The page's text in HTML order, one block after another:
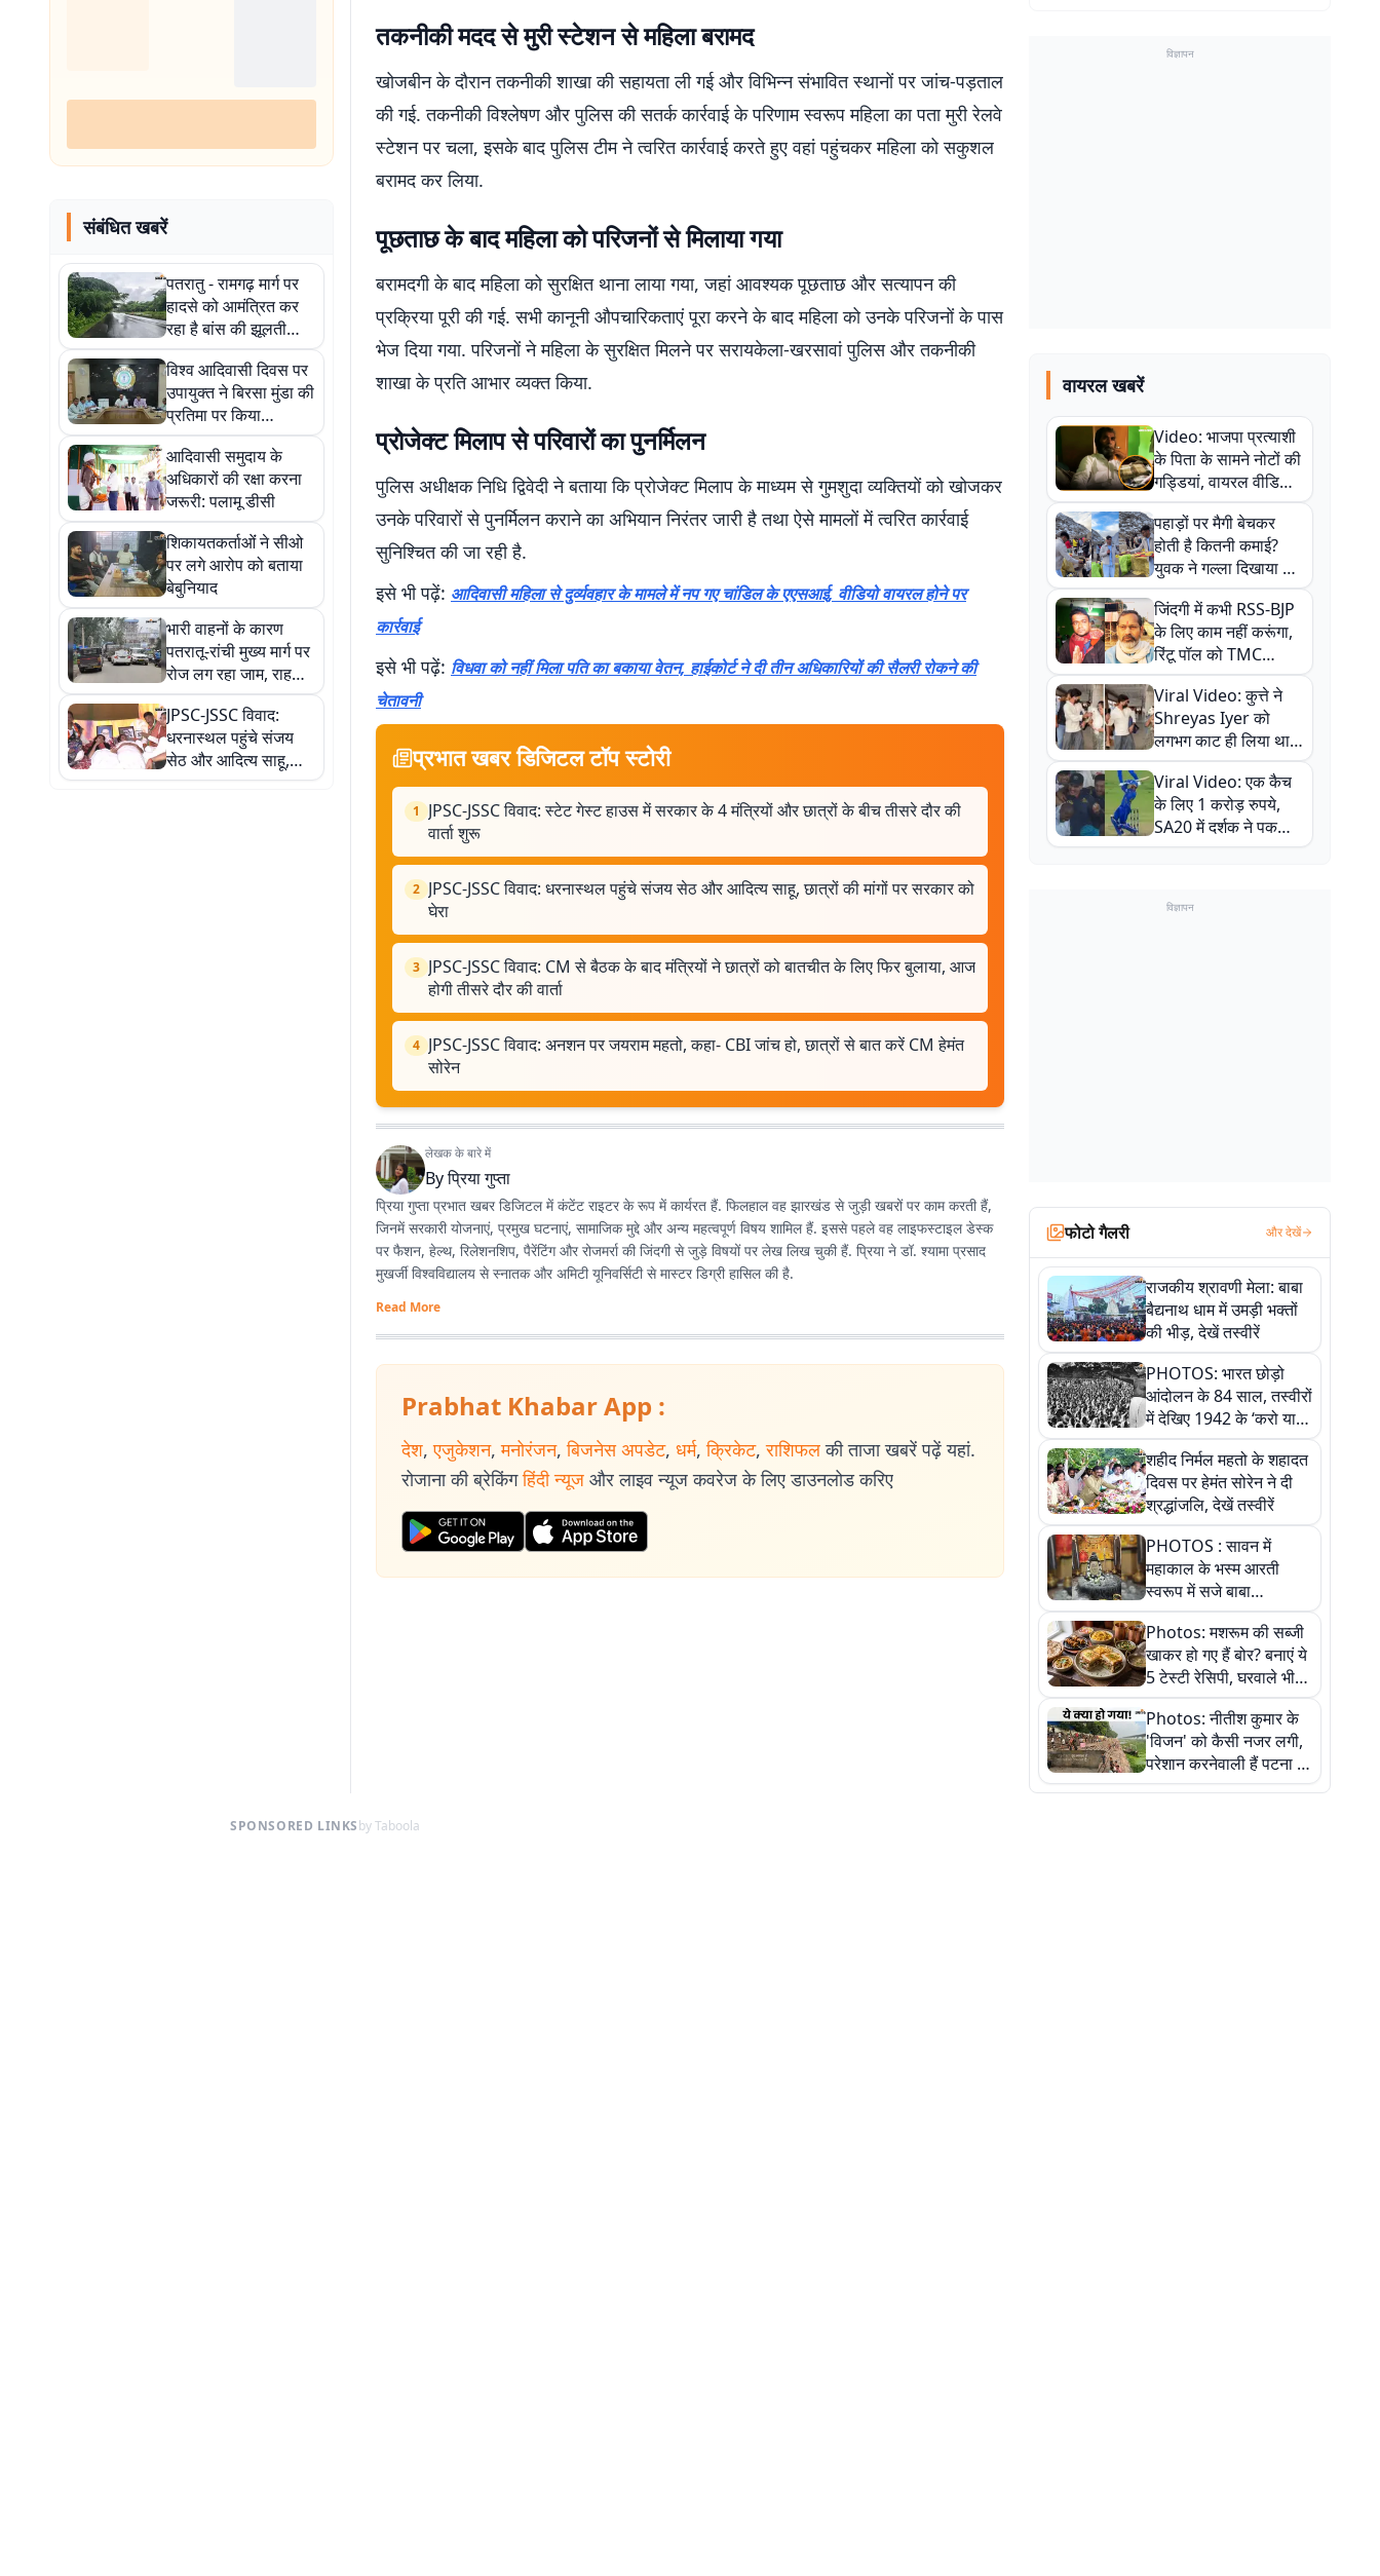
संबंधित खबरें
पतरातु - रामगढ़ मार्ग पर
हादसे को आमंत्रित कर
रहा है बांस की झूलती
टहनियां
विश्व आदिवासी दिवस पर
उपायुक्त ने बिरसा मुंडा की
प्रतिमा पर किया
माल्यार्पण
आदिवासी समुदाय के
अधिकारों की रक्षा करना
जरूरी: पलामू डीसी
शिकायतकर्ताओंं ने सीओ
पर लगे आरोप को बताया
बेबुनियाद
भारी वाहनों के कारण
पतरातू-रांची मुख्य मार्ग पर
रोज लग रहा जाम, राहगीरों
की बढ़ी परेशानी
JPSC-JSSC विवाद:
धरनास्थल पहुंचे संजय
सेठ और आदित्य साहू,
छात्रों की मांगों पर
तकनीकी मदद से मुरी स्टेशन से महिला बरामद
खोजबीन के दौरान तकनीकी शाखा की सहायता ली गई और विभिन्न संभावित स्थानों पर जांच-पड़ताल
की गई. तकनीकी विश्लेषण और पुलिस की सतर्क कार्रवाई के परिणाम स्वरूप महिला का पता मुरी रेलवे
स्टेशन पर चला, इसके बाद पुलिस टीम ने त्वरित कार्रवाई करते हुए वहां पहुंचकर महिला को सकुशल
बरामद कर लिया.
पूछताछ के बाद महिला को परिजनों से मिलाया गया
बरामदगी के बाद महिला को सुरक्षित थाना लाया गया, जहां आवश्यक पूछताछ और सत्यापन की
प्रक्रिया पूरी की गई. सभी कानूनी औपचारिकताएं पूरा करने के बाद महिला को उनके परिजनों के पास
भेज दिया गया. परिजनों ने महिला के सुरक्षित मिलने पर सरायकेला-खरसावां पुलिस और तकनीकी
शाखा के प्रति आभार व्यक्त किया.
प्रोजेक्ट मिलाप से परिवारों का पुनर्मिलन
पुलिस अधीक्षक निधि द्विवेदी ने बताया कि प्रोजेक्ट मिलाप के माध्यम से गुमशुदा व्यक्तियों को खोजकर
उनके परिवारों से पुनर्मिलन कराने का अभियान निरंतर जारी है तथा ऐसे मामलों में त्वरित कार्रवाई
सुनिश्चित की जा रही है.
इसे भी पढ़ें: आदिवासी महिला से दुर्व्यवहार के मामले में नप गए चांडिल के एएसआई, वीडियो वायरल होने पर
कार्रवाई
इसे भी पढ़ें: विधवा को नहीं मिला पति का बकाया वेतन, हाईकोर्ट ने दी तीन अधिकारियों की सैलरी रोकने की
चेतावनी
प्रभात खबर डिजिटल टॉप स्टोरी
1
JPSC-JSSC विवाद: स्टेट गेस्ट हाउस में सरकार के 4 मंत्रियों और छात्रों के बीच तीसरे दौर की
वार्ता शुरू
2 JPSC-JSSC विवाद: धरनास्थल पहुंचे संजय सेठ और आदित्य साहू, छात्रों की मांगों पर सरकार को
घेरा
3 JPSC-JSSC विवाद: CM से बैठक के बाद मंत्रियों ने छात्रों को बातचीत के लिए फिर बुलाया, आज
होगी तीसरे दौर की वार्ता
4 JPSC-JSSC विवाद: अनशन पर जयराम महतो, कहा- CBI जांच हो, छात्रों से बात करें CM हेमंत
सोरेन
लेखक के बारे में
Byप्रिया गुप्ता
प्रिया गुप्ता प्रभात खबर डिजिटल में कंटेंट राइटर के रूप में कार्यरत हैं. फिलहाल वह झारखंड से जुड़ी खबरों पर काम करती हैं,
जिनमें सरकारी योजनाएं, प्रमुख घटनाएं, सामाजिक मुद्दे और अन्य महत्वपूर्ण विषय शामिल हैं. इससे पहले वह लाइफस्टाइल डेस्क
पर फैशन, हेल्थ, रिलेशनशिप, पैरेंटिंग और रोजमर्रा की जिंदगी से जुड़े विषयों पर लेख लिख चुकी हैं. प्रिया ने डॉ. श्यामा प्रसाद
मुखर्जी विश्वविद्यालय से स्नातक और अमिटी यूनिवर्सिटी से मास्टर डिग्री हासिल की है.
Read More
Prabhat Khabar App :
देश, एजुकेशन, मनोरंजन, बिजनेस अपडेट, धर्म, क्रिकेट, राशिफल की ताजा खबरें पढ़ें यहां.
रोजाना की ब्रेकिंग हिंदी न्यूज और लाइव न्यूज कवरेज के लिए डाउनलोड करिए
विज्ञापन
वायरल खबरें
Video: भाजपा प्रत्याशी
के पिता के सामने नोटों की
गड्डियां, वायरल वीडियो
से राजनीति में उबाल,
अजित महतो बोले- TMC
की गंदी चाल
पहाड़ों पर मैगी बेचकर
होती है कितनी कमाई?
युवक ने गल्ला दिखाया तो
नौकरी वालों के खड़े हो गए
कान
जिंदगी में कभी RSS-BJP
के लिए काम नहीं करूंगा,
रिंटू पॉल को TMC
ऑफिस में ले जाकर पीटा,
Video वायरल
Viral Video: कुत्ते ने
Shreyas Iyer को
लगभग काट ही लिया था,
न्यूजीलैंड सीरीज से पहले
बाल-बाल बचे
Viral Video: एक कैच
के लिए 1 करोड़ रुपये,
SA20 में दर्शक ने पकड़ा
एक हाथ से गजब का कैच
विज्ञापन
फोटो गैलरी और देखें
राजकीय श्रावणी मेला: बाबा
बैद्यनाथ धाम में उमड़ी भक्तों
की भीड़, देखें तस्वीरें
PHOTOS: भारत छोड़ो
आंदोलन के 84 साल, तस्वीरों
में देखिए 1942 के ‘करो या
मरो’ आंदोलन की कहानी
शहीद निर्मल महतो के शहादत
दिवस पर हेमंत सोरेन ने दी
श्रद्धांजलि, देखें तस्वीरें
PHOTOS : सावन में
महाकाल के भस्म आरती
स्वरूप में सजे बाबा
औघड़दानी, तस्वीरों में करें
अद्भुत दर्शन
Photos: मशरूम की सब्जी
खाकर हो गए हैं बोर? बनाएं ये
5 टेस्टी रेसिपी, घरवाले भी
मांगेंगे बार-बार
Photos: नीतीश कुमार के
'विजन' को कैसी नजर लगी,
परेशान करनेवाली हैं पटना में
गंगा घाट की ये 11 तस्वीरें
SPONSORED LINKSby Taboola